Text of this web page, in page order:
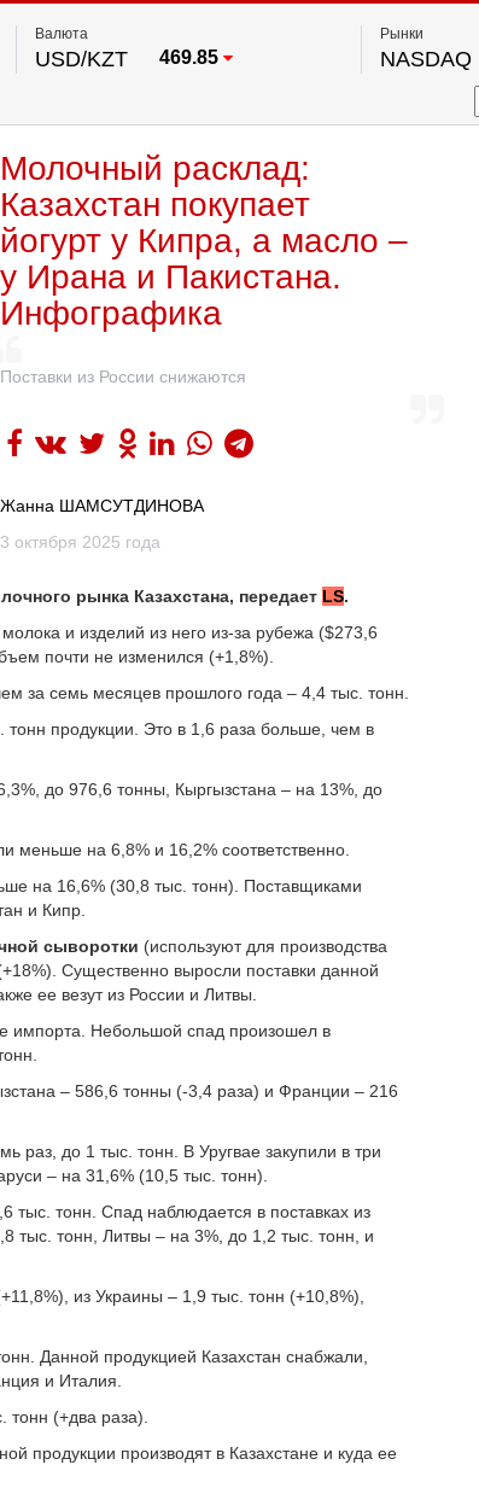
Валюта
USD/KZT 469.85
Рынки
NASDAQ
FTSE 100
Молочный расклад:
Казахстан покупает
йогурт у Кипра, а масло –
у Ирана и Пакистана.
Инфографика
Поставки из России снижаются
Жанна ШАМСУТДИНОВА
3 октября 2025 года
рынка Казахстана, передает LS.
и изделий из него из-за рубежа ($273,6
почти не изменился (+1,8%).
за семь месяцев прошлого года – 4,4 тыс. тонн.
тонн продукции. Это в 1,6 раза больше, чем в
до 976,6 тонны, Кыргызстана – на 13%, до
меньше на 6,8% и 16,2% соответственно.
на 16,6% (30,8 тыс. тонн). Поставщиками
и Кипр.
сыворотки (используют для производства
Существенно выросли поставки данной
ее везут из России и Литвы.
импорта. Небольшой спад произошел в
– 586,6 тонны (-3,4 раза) и Франции – 216
раз, до 1 тыс. тонн. В Уругвае закупили в три
– на 31,6% (10,5 тыс. тонн).
тыс. тонн. Спад наблюдается в поставках из
тыс. тонн, Литвы – на 3%, до 1,2 тыс. тонн, и
из Украины – 1,9 тыс. тонн (+10,8%),
Данной продукцией Казахстан снабжали,
и Италия.
тонн (+два раза).
продукции производят в Казахстане и куда ее